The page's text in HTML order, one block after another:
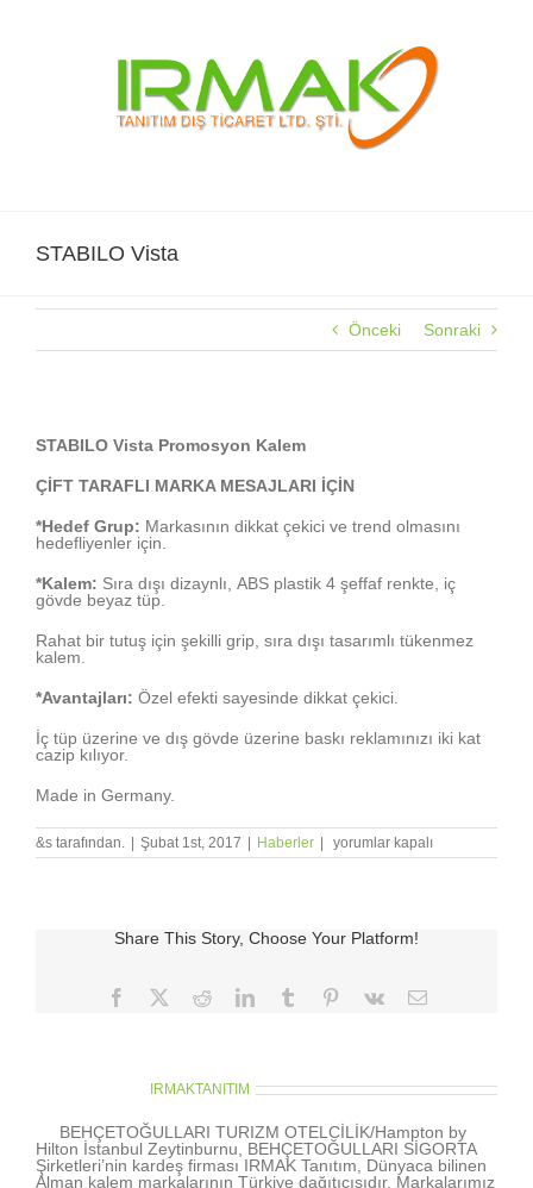
STABILO Vista
Önceki Sonraki
STABILO Vista Promosyon Kalem
ÇİFT TARAFLI MARKA MESAJLARI İÇİN
*Hedef Grup: Markasının dikkat çekici ve trend olmasını
hedefliyenler için.
*Kalem: Sıra dışı dizaynlı, ABS plastik 4 şeffaf renkte, iç
gövde beyaz tüp.
Rahat bir tutuş için şekilli grip, sıra dışı tasarımlı tükenmez
kalem.
*Avantajları: Özel efekti sayesinde dikkat çekici.
İç tüp üzerine ve dış gövde üzerine baskı reklamınızı iki kat
cazip kılıyor.
Made in Germany.
&s tarafından. Şubat 1st, 2017 Haberler
STABILO
Vista
yorumlar kapalı
Share This Story, Choose Your Platform!
Facebook RedditLinkedInTumblr Pinterest
Vk
E-
IRMAKTANITIM
BEHÇETOĞULLARI TURIZM OTELCİLİK/Hampton by
Hilton İstanbul Zeytinburnu, BEHÇETOĞULLARI SİGORTA
Şirketleri’nin kardeş firması IRMAK Tanıtım, Dünyaca bilinen
Alman kalem markalarının Türkiye dağıtıcısıdır. Markalarımız